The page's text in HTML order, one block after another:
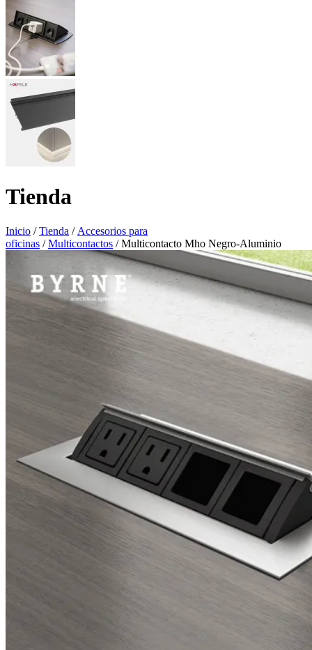
Tienda
Inicio /Tienda / Accesorios para
oficinas /Multicontactos / Multicontacto Mho Negro-Aluminio